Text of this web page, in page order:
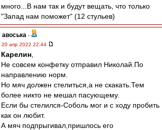
много...В нам так и будут вещать, что только
"Запад нам поможет" (12 стульев)
авоська -
20 апр 2022 22:44
Карелин
Не совсем конфетку отправил Николай.По
направлению норм.
Но мяч должен стелиться,а не скакать.Тем
более никто не мешал пасующему.
Если бы стелился-Соболь мог и с ходу пробить
как он любит.
А мяч подпрыгивал,пришлось его